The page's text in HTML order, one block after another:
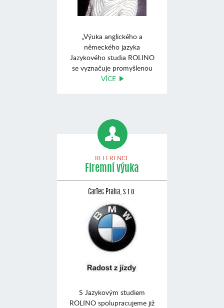
„Výuka anglického a
německého jazyka
Jazykového studia ROLINO
se vyznačuje promyšlenou
koncep ...
VÍCE
REFERENCE
Firemní výuka
CarTec Praha, s r.o.
S Jazykovým studiem
ROLINO spolupracujeme již